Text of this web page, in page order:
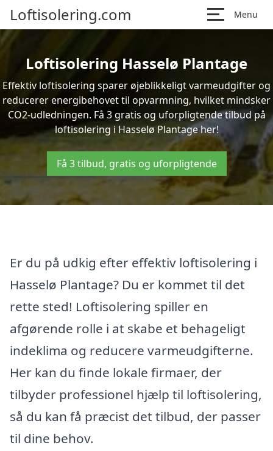
Loftisolering.com Menu
Loftisolering Hasselø Plantage
Effektiv loftisolering sparer øjeblikkeligt varmeudgifter og
reducerer energibehovet til opvarmning, hvilket mindsker
CO2-udledningen. Få 3 gratis og uforpligtende tilbud på
loftisolering i Hasselø Plantage her!
Få 3 tilbud, gratis og uforpligtende
Er du på udkig efter effektiv loftisolering i
Hasselø Plantage? Du er kommet til det
rette sted! Loftisolering spiller en
afgørende rolle i at skabe et behageligt
indeklima og reducere varmeudgifterne.
Her kan du finde lokale firmaer, der
tilbyder professionel hjælp til loftisolering,
så du kan få præcist det tilbud, der passer
til dine behov.